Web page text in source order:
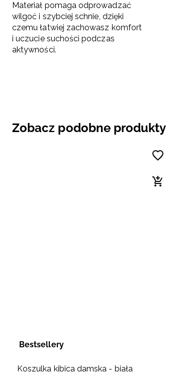
Materiał pomaga odprowadzać
wilgoć i szybciej schnie, dzięki
czemu łatwiej zachowasz komfort
i uczucie suchości podczas
aktywności.
Zobacz podobne produkty
Bestsellery
Koszulka kibica damska - biała